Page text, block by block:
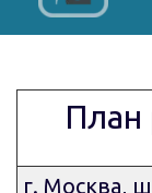
План
г. Москва,